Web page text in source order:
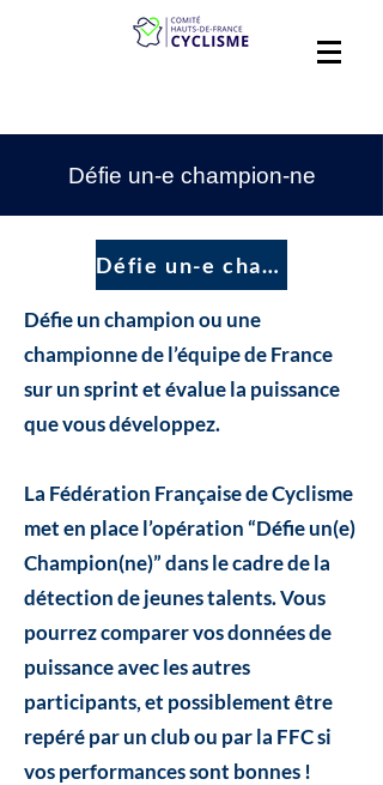
Défie un-e champion-ne
Défie un-e champion-ne
Défie un champion ou une
championne de l’équipe de France
sur un sprint et évalue la puissance
que vous développez.
La Fédération Française de Cyclisme
met en place l’opération “Défie un(e)
Champion(ne)” dans le cadre de la
détection de jeunes talents. Vous
pourrez comparer vos données de
puissance avec les autres
participants, et possiblement être
repéré par un club ou par la FFC si
vos performances sont bonnes !